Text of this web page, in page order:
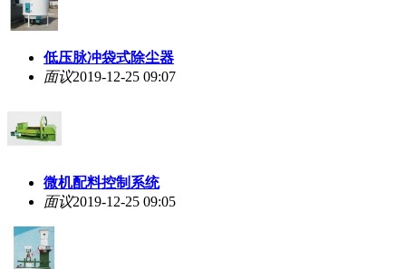
低压脉冲袋式除尘器
面议2019-12-25 09:07
微机配料控制系统
面议2019-12-25 09:05